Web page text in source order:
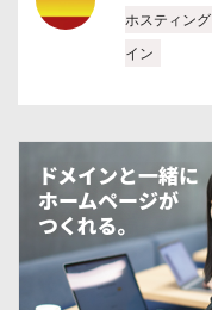
ホスティング
イン